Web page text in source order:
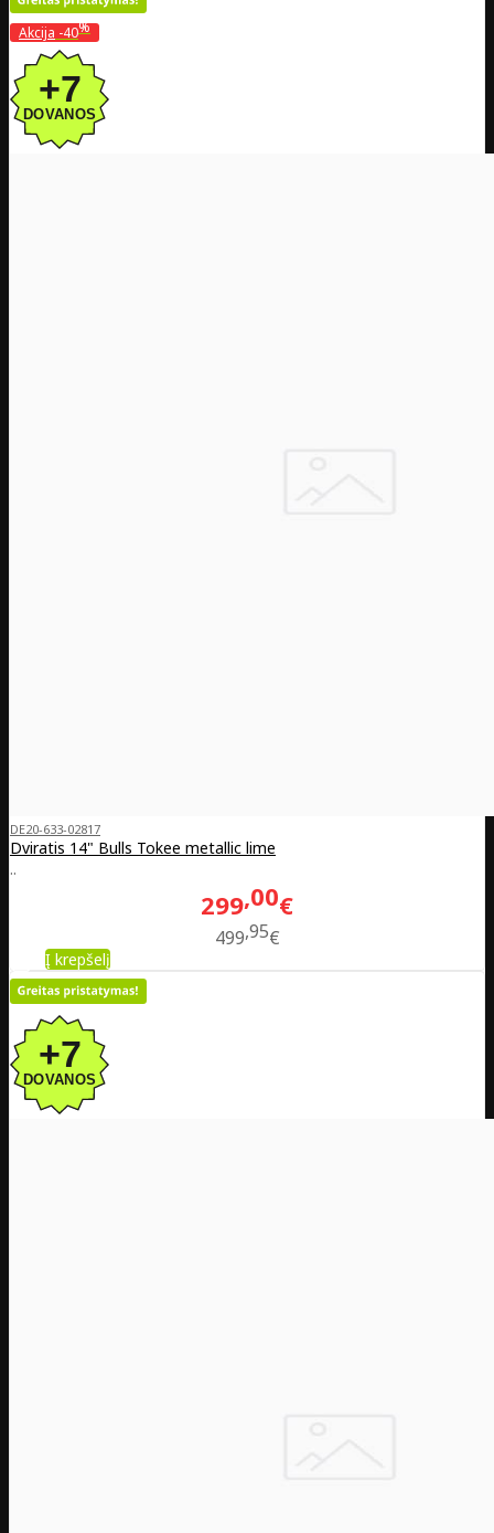
Akcija -40%
DE20-633-02817
Dviratis 14" Bulls Tokee metallic lime
..
299 00€
499 95€
Į krepšelį